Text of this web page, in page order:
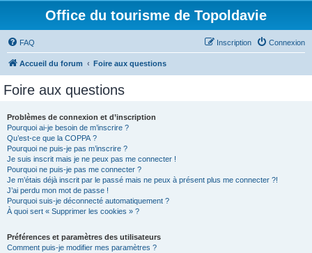
Office du tourisme de Topoldavie
FAQ Connexion
Inscription
Accueil du forum Foire aux questions
Foire aux questions
Problèmes de connexion et d’inscription
Pourquoi ai-je besoin de m’inscrire ?
Qu’est-ce que la COPPA ?
Pourquoi ne puis-je pas m’inscrire ?
Je suis inscrit mais je ne peux pas me connecter !
Pourquoi ne puis-je pas me connecter ?
Je m’étais déjà inscrit par le passé mais ne peux à présent plus me connecter ?!
J’ai perdu mon mot de passe !
Pourquoi suis-je déconnecté automatiquement ?
À quoi sert « Supprimer les cookies » ?
Préférences et paramètres des utilisateurs
Comment puis-je modifier mes paramètres ?